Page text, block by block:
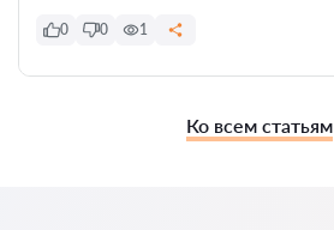
0 0 1
Ко всем статьям